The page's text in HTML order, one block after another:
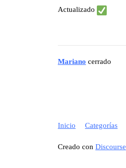
Actualizado
Mariano cerrado
Inicio Categorías
Creado con Discourse